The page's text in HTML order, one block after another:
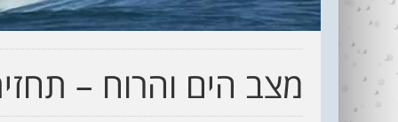
מצב הים והרוח – תחזית